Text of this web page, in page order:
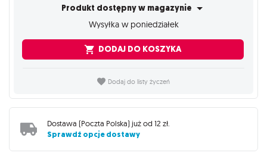
Produkt dostępny w magazynie
Wysyłka w poniedziałek
DODAJ DO KOSZYKA
Dodaj do listy życzeń
Dostawa (Poczta Polska) już od 12 zł.
Sprawdź opcje dostawy